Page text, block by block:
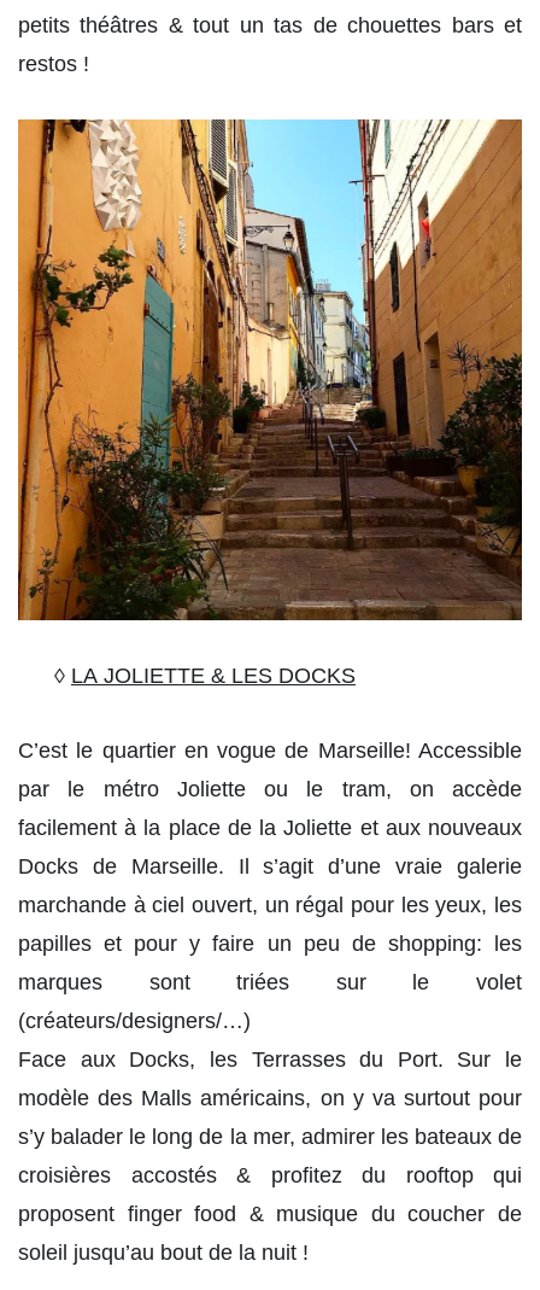
petits théâtres & tout un tas de chouettes bars et
restos !
◊ LA JOLIETTE & LES DOCKS
C’est le quartier en vogue de Marseille! Accessible
par le métro Joliette ou le tram, on accède
facilement à la place de la Joliette et aux nouveaux
Docks de Marseille. Il s’agit d’une vraie galerie
marchande à ciel ouvert, un régal pour les yeux, les
papilles et pour y faire un peu de shopping: les
marques sont triées sur le volet
(créateurs/designers/…)
Face aux Docks, les Terrasses du Port. Sur le
modèle des Malls américains, on y va surtout pour
s’y balader le long de la mer, admirer les bateaux de
croisières accostés & profitez du rooftop qui
proposent finger food & musique du coucher de
soleil jusqu’au bout de la nuit !